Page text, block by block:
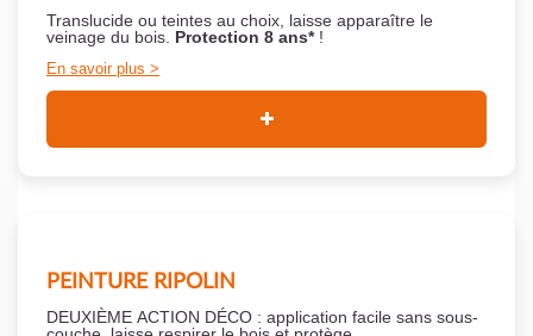
Translucide ou teintes au choix, laisse apparaître le
veinage du bois. Protection 8 ans*!
En savoir plus
PEINTURE RIPOLIN
DEUXIÈME ACTION DÉCO : application facile sans sous-